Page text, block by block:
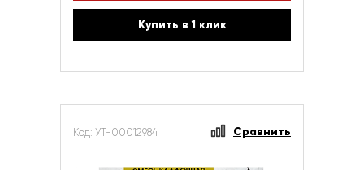
Купить в 1 клик
Код: УТ-00012984 Сравнить